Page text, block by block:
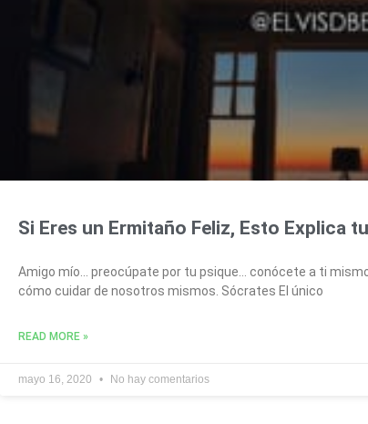
Si Eres un Ermitaño Feliz, Esto Explica
Amigo mío… preocúpate por tu psique… conócete a ti
cómo cuidar de nosotros mismos. Sócrates El único
READ MORE »
mayo 16, 2020 No hay comentarios